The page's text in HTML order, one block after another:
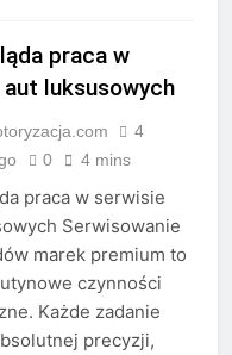
praca w
aut luksusowych
4
0 4 mins
praca w serwisie
Serwisowanie
marek premium to
czynności
Każde zadanie
precyzji,